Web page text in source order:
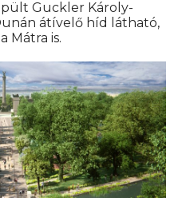
Guckler Károly-
átívelő híd látható,
Mátra is.